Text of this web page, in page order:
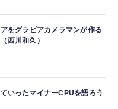
をグラビアカメラマンが作る
西川和久）
いったマイナーCPUを語ろう